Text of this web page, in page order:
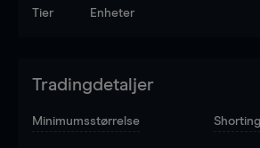
Tier Enheter
Tradingdetaljer
Minimumsstørrelse